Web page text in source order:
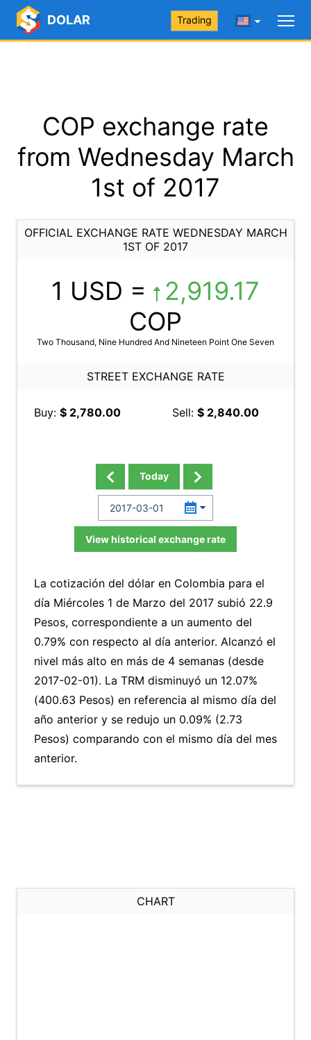
DOLAR Trading
COP exchange rate
from Wednesday March
1st of 2017
OFFICIAL EXCHANGE RATE WEDNESDAY MARCH
1ST OF 2017
1 USD =
2,919.17
COP
Two Thousand, Nine Hundred And Nineteen Point One Seven
STREET EXCHANGE RATE
Buy: $ 2,780.00 Sell: $ 2,840.00
Today
View historical exchange rate
La cotización del dólar en Colombia para el
día Miércoles 1 de Marzo del 2017 subió 22.9
Pesos, correspondiente a un aumento del
0.79% con respecto al día anterior. Alcanzó el
nivel más alto en más de 4 semanas (desde
2017-02-01). La TRM disminuyó un 12.07%
(400.63 Pesos) en referencia al mismo día del
año anterior y se redujo un 0.09% (2.73
Pesos) comparando con el mismo día del mes
anterior.
CHART